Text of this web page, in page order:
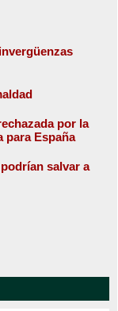
por la
para España
salvar a